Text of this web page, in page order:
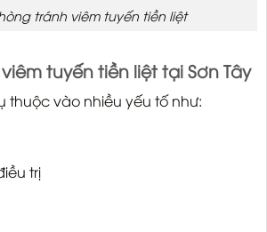
tránh viêm tuyến tiền liệt
tuyến tiền liệt tại Sơn Tây
thuộc vào nhiều yếu tố như:
trị